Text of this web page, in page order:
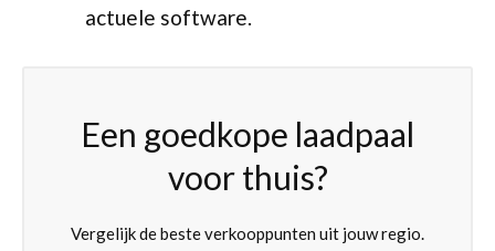
actuele software.
Een goedkope laadpaal
voor thuis?
Vergelijk de beste verkooppunten uit jouw regio.